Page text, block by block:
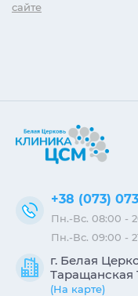
сайте
г. Белая
Таращанская
(На карте)
+38 (073)
Пн.-Вс. 08:00 -
Пн.-Вс. 09:00 -